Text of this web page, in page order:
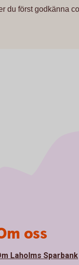
du först godkänna
oss
Laholms Sparbank